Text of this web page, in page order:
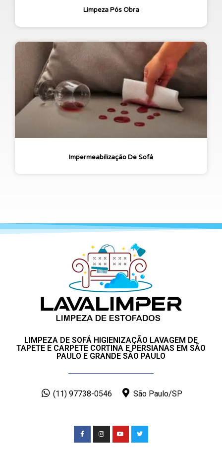
Limpeza Pós Obra
Impermeabilização De Sofá
LIMPEZA DE SOFÁ HIGIENIZAÇÃO LAVAGEM DE
TAPETE E CARPETE CORTINA E PERSIANAS EM SÃO
PAULO E GRANDE SÃO PAULO
(11) 97738-0546 São Paulo/SP